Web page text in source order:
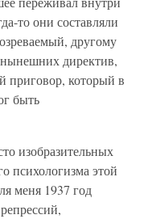
то они составляли
другому
нынешних директив,
приговор, который в
быть
изобразительных
психологизма этой
меня 1937 год